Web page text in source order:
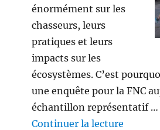
énormément sur les
chasseurs, leurs
pratiques et leurs
impacts sur les
écosystèmes. C’est
une enquête pour la FNC
échantillon représentatif …
Continuer la lecture